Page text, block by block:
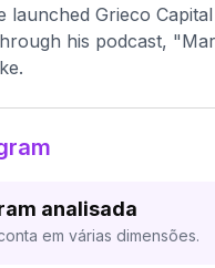
Grieco
his podcast,
analisada
em várias dimensões.